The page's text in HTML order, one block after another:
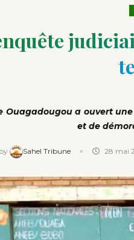
Ouagadougou a ouvert une
et de
Sahel Tribune 28 mai